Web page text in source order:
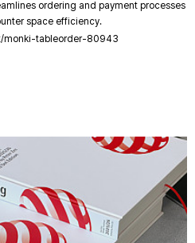
ordering and payment processes
space efficiency.
monki-tableorder-80943